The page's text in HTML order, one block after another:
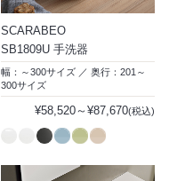
SCARABEO
SB1809U 手洗器
幅：～300サイズ ／ 奥行：201～
300サイズ
¥58,520～¥87,670(税込)